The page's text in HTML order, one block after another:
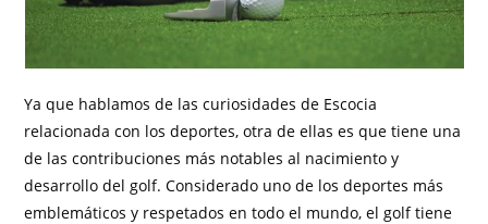
Ya que hablamos de las curiosidades de Escocia
relacionada con los deportes, otra de ellas es que tiene una
de las contribuciones más notables al nacimiento y
desarrollo del golf. Considerado uno de los deportes más
emblemáticos y respetados en todo el mundo, el golf tiene